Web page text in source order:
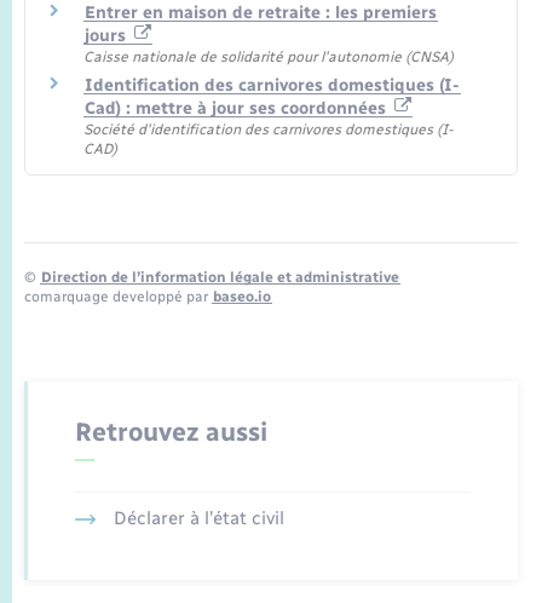
Entrer en maison de retraite : les premiers
jours
Caisse nationale de solidarité pour l'autonomie (CNSA)
Identification des carnivores domestiques (I-
Cad) : mettre à jour ses coordonnées
Société d'identification des carnivores domestiques (I-
CAD)
© Direction de l’information légale et administrative
comarquage developpé par baseo.io
Retrouvez aussi
Déclarer à l’état civil